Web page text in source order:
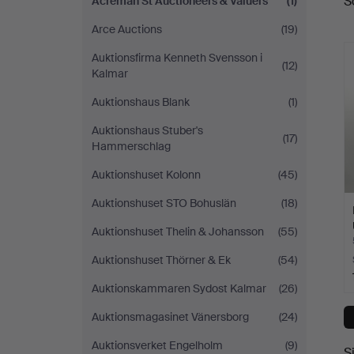
Auctioneers
&
Valuers
Arce Auctions
(19)
Auktionsfirma Kenneth Svensson i
Kalmar
(12)
Auktionshaus Blank
(1)
Auktionshaus Stuber's
Hammerschlag
(17)
Auktionshuset Kolonn
(45)
Auktionshuset STO Bohuslän
(18)
Auktionshuset Thelin & Johansson
(55)
Auktionshuset Thörner & Ek
(54)
Auktionskammaren Sydost Kalmar
(26)
Auktionsmagasinet Vänersborg
(24)
Auktionsverket Engelholm
(9)